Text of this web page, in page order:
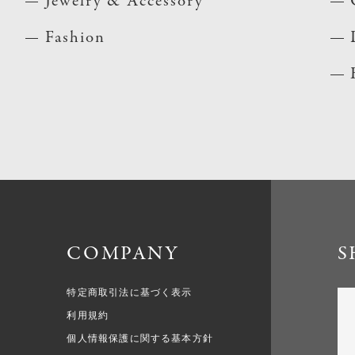
Fashion
COMPANY
特定商取引法に基づく表示
利用規約
個人情報保護に関する基本方針